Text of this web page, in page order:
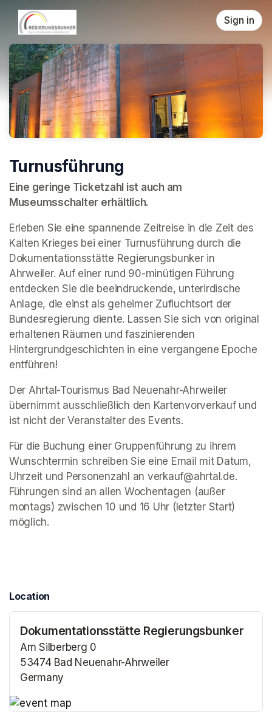
Skip header
Sign in
Turnusführung
Eine geringe Ticketzahl ist auch am
Museumsschalter erhältlich.
Erleben Sie eine spannende Zeitreise in die Zeit des
Kalten Krieges bei einer Turnusführung durch die
Dokumentationsstätte Regierungsbunker in
Ahrweiler. Auf einer rund 90-minütigen Führung
entdecken Sie die beeindruckende, unterirdische
Anlage, die einst als geheimer Zufluchtsort der
Bundesregierung diente. Lassen Sie sich von original
erhaltenen Räumen und faszinierenden
Hintergrundgeschichten in eine vergangene Epoche
entführen!
Der Ahrtal-Tourismus Bad Neuenahr-Ahrweiler
übernimmt ausschließlich den Kartenvorverkauf und
ist nicht der Veranstalter des Events.
Für die Buchung einer Gruppenführung zu ihrem
Wunschtermin schreiben Sie eine Email mit Datum,
Uhrzeit und Personenzahl an verkauf@ahrtal.de.
Führungen sind an allen Wochentagen (außer
montags) zwischen 10 und 16 Uhr (letzter Start)
möglich.
Location
Dokumentationsstätte Regierungsbunker
Am Silberberg 0
53474 Bad Neuenahr-Ahrweiler
Germany